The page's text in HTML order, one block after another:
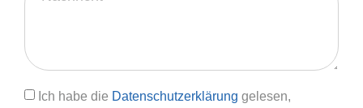
Ich habe die Datenschutzerklärung gelesen,